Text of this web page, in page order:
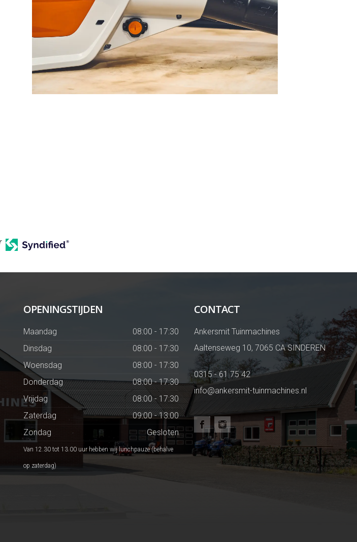
OPENINGSTIJDEN
Maandag
08:00 - 17:30
Dinsdag
08:00 - 17:30
Woensdag
08:00 - 17:30
Donderdag
08:00 - 17:30
Vrijdag
08:00 - 17:30
Zaterdag
09:00 - 13:00
Zondag
Gesloten
Van 12.30 tot 13.00 uur hebben wij lunchpauze (behalve
op zaterdag)
CONTACT
Ankersmit Tuinmachines
Aaltenseweg 10, 7065 CA SINDEREN
0315 - 61 75 42
info@ankersmit-tuinmachines.nl